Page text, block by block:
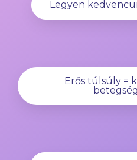
Legyen
Erős túlsúly =